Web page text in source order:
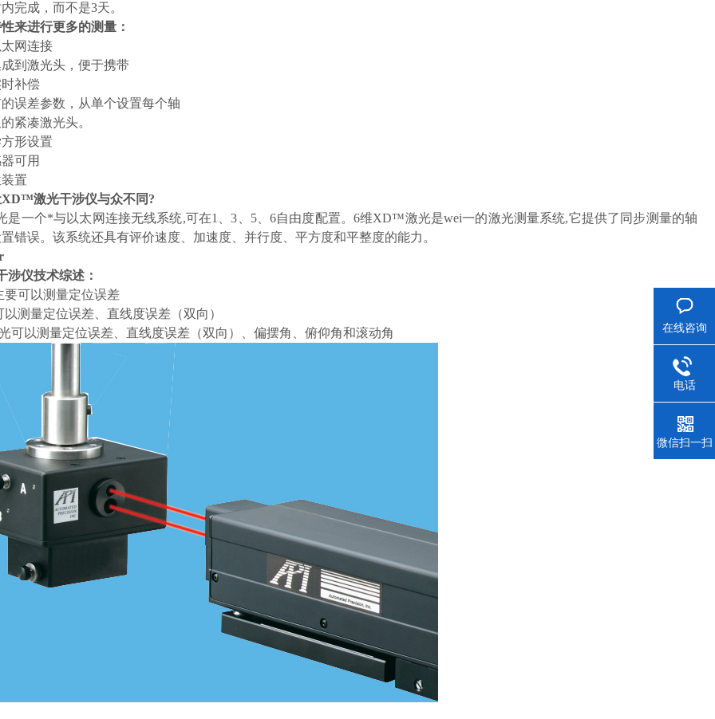
完成，而不是3天。
来进行更多的测量：
网连接
到激光头，便于携带
补偿
误差参数，从单个设置每个轴
紧凑激光头。
形设置
可用
置
激光干涉仪与众不同?
一个*与以太网连接无线系统,可在1、3、5、6自由度配置。6维XD™激光是wei一的激光测量系统,它提供了同步测量的轴
错误。该系统还具有评价速度、加速度、并行度、平方度和平整度的能力。
涉仪技术综述：
要可以测量定位误差
以测量定位误差、直线度误差（双向）
可以测量定位误差、直线度误差（双向）、偏摆角、俯仰角和滚动角
在线咨询
电话
微信扫一扫